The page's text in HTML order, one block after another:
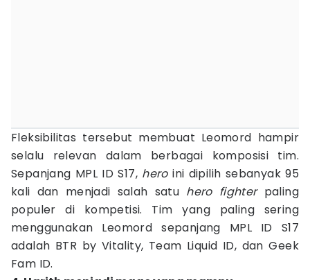
Fleksibilitas tersebut membuat Leomord hampir
selalu relevan dalam berbagai komposisi tim.
Sepanjang MPL ID S17, heroini dipilih sebanyak 95
kali dan menjadi salah satu hero fighter paling
populer di kompetisi. Tim yang paling sering
menggunakan Leomord sepanjang MPL ID S17
adalah BTR by Vitality, Team Liquid ID, dan Geek
Fam ID.